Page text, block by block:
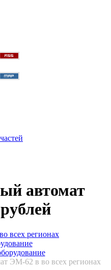
автомат
всех регионах
ЭМ-62 в во всех регионах